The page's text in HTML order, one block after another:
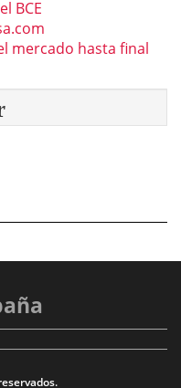
BCE
mercado hasta final